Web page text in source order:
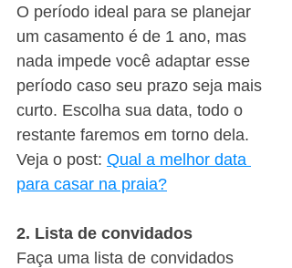
O período ideal para se planejar
um casamento é de 1 ano, mas
nada impede você adaptar esse
período caso seu prazo seja mais
curto. Escolha sua data, todo o
restante faremos em torno dela.
Veja o post: Qual a melhor data
para casar na praia?
2. Lista de convidados
Faça uma lista de convidados